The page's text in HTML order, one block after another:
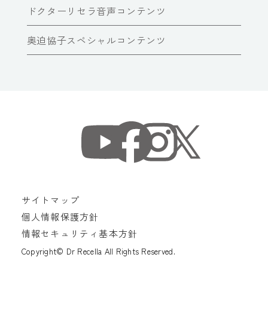
ドクターリセラ音声コンテンツ
奥迫協子スペシャルコンテンツ
サイトマップ
個人情報保護方針
情報セキュリティ基本方針
Copyright© Dr Recella All Rights Reserved.